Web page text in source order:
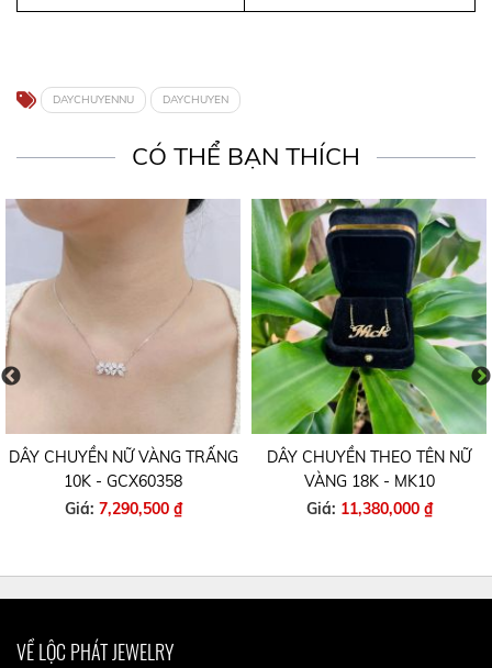
DAYCHUYENNU DAYCHUYEN
CÓ THỂ BẠN THÍCH
DÂY CHUYỀN NỮ VÀNG TRẤNG
10K - GCX60358
Giá: 7,290,500 ₫
DÂY CHUYỀN THEO TÊN NỮ
VÀNG 18K - MK10
Giá: 11,380,000 ₫
VỀ LỘC PHÁT JEWELRY